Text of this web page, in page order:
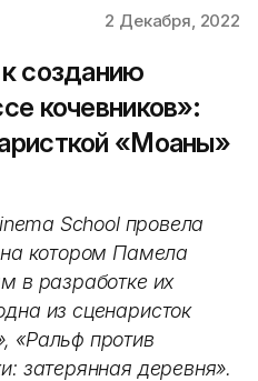
2 Декабря, 2022
созданию
кочевников»:
«Моаны»
School провела
котором Памела
в разработке их
из сценаристок
«Ральф против
затерянная деревня».